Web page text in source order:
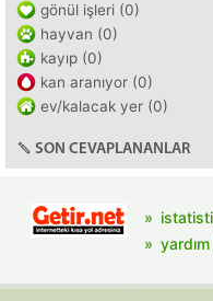
gönül işleri (0)
hayvan (0)
kayıp (0)
kan aranıyor (0)
ev/kalacak yer (0)
SON CEVAPLANANLAR